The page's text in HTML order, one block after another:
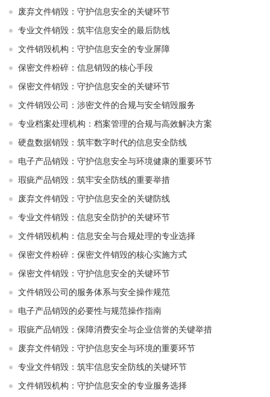
废弃文件销毁：守护信息安全的关键环节
专业文件销毁：筑牢信息安全的最后防线
文件销毁机构：守护信息安全的专业屏障
保密文件粉碎：信息销毁的核心手段
保密文件销毁：守护信息安全的关键环节
文件销毁公司：涉密文件的合规与安全销毁服务
专业档案处理机构：档案管理的合规与高效解决方案
硬盘数据销毁：筑牢数字时代的信息安全防线
电子产品销毁：守护信息安全与环境健康的重要环节
瑕疵产品销毁：筑牢安全防线的重要举措
废弃文件销毁：守护信息安全的关键防线
专业文件销毁：信息安全防护的关键环节
文件销毁机构：信息安全与合规处理的专业选择
保密文件粉碎：保密文件销毁的核心实施方式
保密文件销毁：守护信息安全的关键环节
文件销毁公司的服务体系与安全操作规范
电子产品销毁的必要性与规范操作指南
瑕疵产品销毁：保障消费安全与企业信誉的关键举措
废弃文件销毁：守护信息安全与环境的重要环节
专业文件销毁：筑牢信息安全防线的关键环节
文件销毁机构：守护信息安全的专业服务选择